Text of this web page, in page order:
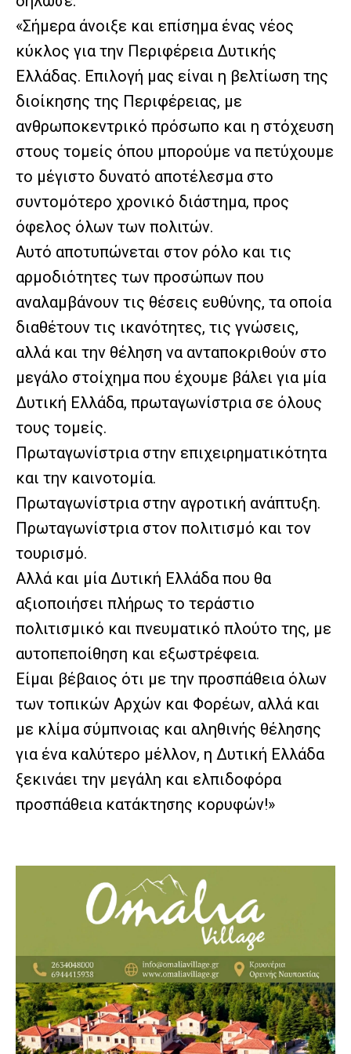
«Σήμερα άνοιξε και επίσημα ένας νέος
κύκλος για την Περιφέρεια Δυτικής
Ελλάδας. Επιλογή μας είναι η βελτίωση της
διοίκησης της Περιφέρειας, με
ανθρωποκεντρικό πρόσωπο και η στόχευση
στους τομείς όπου μπορούμε να πετύχουμε
το μέγιστο δυνατό αποτέλεσμα στο
συντομότερο χρονικό διάστημα, προς
όφελος όλων των πολιτών.
Αυτό αποτυπώνεται στον ρόλο και τις
αρμοδιότητες των προσώπων που
αναλαμβάνουν τις θέσεις ευθύνης, τα οποία
διαθέτουν τις ικανότητες, τις γνώσεις,
αλλά και την θέληση να ανταποκριθούν στο
μεγάλο στοίχημα που έχουμε βάλει για μία
Δυτική Ελλάδα, πρωταγωνίστρια σε όλους
τους τομείς.
Πρωταγωνίστρια στην επιχειρηματικότητα
και την καινοτομία.
Πρωταγωνίστρια στην αγροτική ανάπτυξη.
Πρωταγωνίστρια στον πολιτισμό και τον
τουρισμό.
Αλλά και μία Δυτική Ελλάδα που θα
αξιοποιήσει πλήρως το τεράστιο
πολιτισμικό και πνευματικό πλούτο της, με
αυτοπεποίθηση και εξωστρέφεια.
Είμαι βέβαιος ότι με την προσπάθεια όλων
των τοπικών Αρχών και Φορέων, αλλά και
με κλίμα σύμπνοιας και αληθινής θέλησης
για ένα καλύτερο μέλλον, η Δυτική Ελλάδα
ξεκινάει την μεγάλη και ελπιδοφόρα
προσπάθεια κατάκτησης κορυφών!»